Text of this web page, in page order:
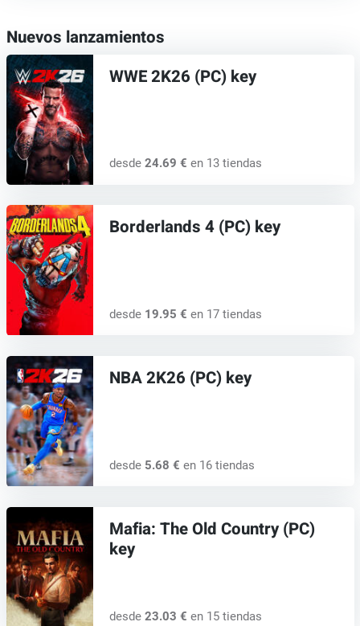
Nuevos lanzamientos
WWE 2K26 (PC) key
desde 24.69 € en 13 tiendas
Borderlands 4 (PC) key
desde 19.95 € en 17 tiendas
NBA 2K26 (PC) key
desde 5.68 € en 16 tiendas
Mafia: The Old Country (PC)
key
desde 23.03 € en 15 tiendas